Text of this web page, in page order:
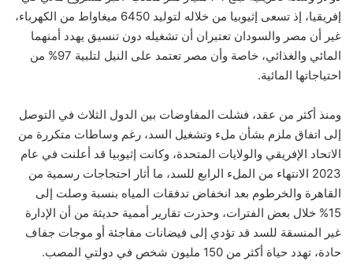
إفريقيا، إذ تسعى إثيوبيا من خلاله لتوليد 6450 ميغاواط من الكهرباء،
غير أن مصر والسودان تعتبران أن تشغيله دون تنسيق يهدد أمنهما
المائي والغذائي، خاصة وأن مصر تعتمد على النيل لتلبية 97% من
احتياجاتها المائية.
ومنذ أكثر من عقد، فشلت المفاوضات بين الدول الثلاث في التوصل
إلى اتفاق ملزم بشأن ملء وتشغيل السد، رغم وساطات متكررة من
الاتحاد الإفريقي والولايات المتحدة، وكانت إثيوبيا قد أعلنت في عام
2023 الانتهاء من الملء الرابع للسد، ما أثار احتجاجات رسمية من
القاهرة والخرطوم بعد انخفاض تدفقات المياه بنسبة وصلت إلى
15% خلال بعض الفترات، وحذرت تقارير أممية حديثة من أن الإدارة
غير المنسقة للسد قد تؤدي إلى فيضانات مفاجئة أو موجات جفاف
حادة، تهدد حياة أكثر من 150 مليون شخص في دولتي المصب.